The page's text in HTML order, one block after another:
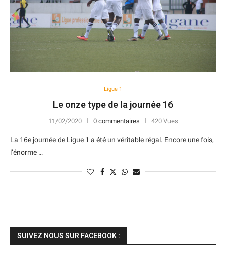
Ligue 1
Le onze type de la journée 16
11/02/2020 0 commentaires 420 Vues
La 16e journée de Ligue 1 a été un véritable régal. Encore une fois,
l’énorme …
SUIVEZ NOUS SUR FACEBOOK :